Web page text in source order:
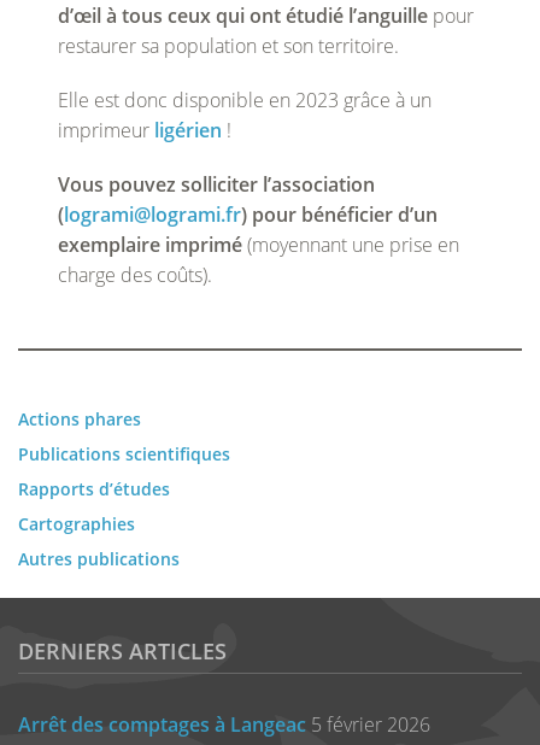
d’œil à tous ceux qui ont étudié l’anguille pour
restaurer sa population et son territoire.
Elle est donc disponible en 2023 grâce à un
imprimeur ligérien !
Vous pouvez solliciter l’association
(logrami@logrami.fr) pour bénéficier d’un
exemplaire imprimé(moyennant une prise en
charge des coûts).
Actions phares
Publications scientifiques
Rapports d’études
Cartographies
Autres publications
DERNIERS ARTICLES
Arrêt des comptages à Langeac 5 février 2026